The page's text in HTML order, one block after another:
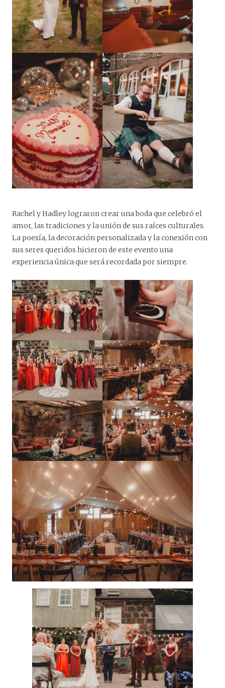
Rachel y Hadley lograron crear una boda que celebró el
amor, las tradiciones y la unión de sus raíces culturales.
La poesía, la decoración personalizada y la conexión con
sus seres queridos hicieron de este evento una
experiencia única que será recordada por siempre.